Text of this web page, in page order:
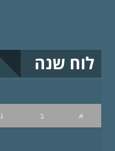
לוח שנה
א ב ג